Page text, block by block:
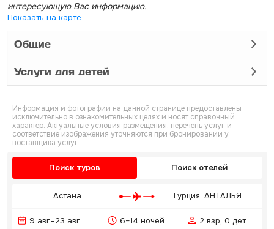
интересующую Вас информацию.
Показать на карте
Общие
Услуги для детей
Информация и фотографии на данной странице предоставлены
исключительно в ознакомительных целях и носят справочный
характер. Актуальные условия размещения, перечень услуг и
соответствие изображения уточняются при бронировании у
поставщика услуг.
Поиск туров Поиск отелей
Астана Турция: АНТАЛЬЯ
9 авг–23 авг 6–14 ночей 2 взр, 0 дет